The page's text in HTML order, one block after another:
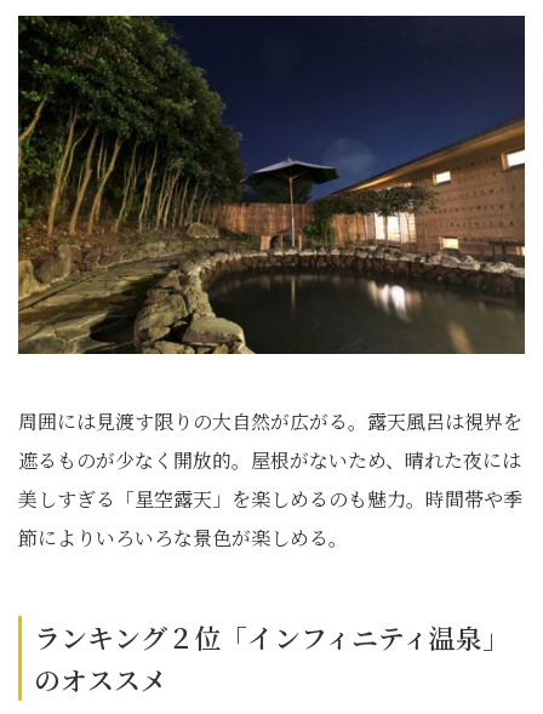
周囲には見渡す限りの大自然が広がる。露天風呂は視界を
遮るものが少なく開放的。屋根がないため、晴れた夜には
美しすぎる「星空露天」を楽しめるのも魅力。時間帯や季
節によりいろいろな景色が楽しめる。
ランキング２位「インフィニティ温泉」
のオススメ